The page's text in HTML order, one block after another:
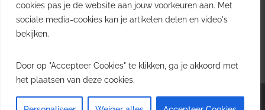
cookies pas je de website aan jouw voorkeuren aan. Met
sociale media-cookies kan je artikelen delen en video's
bekijken.
Door op "Accepteer Cookies" te klikken, ga je akkoord met
het plaatsen van deze cookies.
Ontvang je gratis
wekelijkse update
Uitschrijven kan altijd.
Copyright © 2026Logistiek.be. All rights reserved.Theme:Envinceby ThemeGrill.